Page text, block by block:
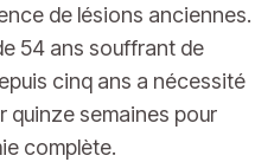
de lésions anciennes.
54 ans souffrant de
cinq ans a nécessité
quinze semaines pour
complète.